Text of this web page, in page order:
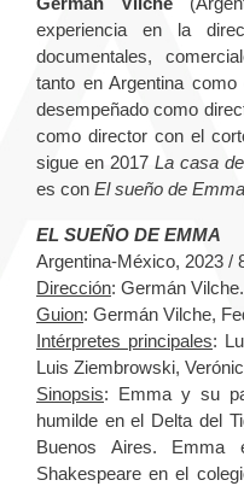
experiencia en la
documentales,
tanto en Argentina
desempeñado como
como director con el
sigue en 2017 La casa
es con El sueño de Emma
EL SUEÑO DE EMMA
Argentina-México, 2023 /
Dirección: Germán Vilche.
Guion: Germán Vilche,
Intérpretes principales:
Luis Ziembrowski,
Sinopsis: Emma y su
humilde en el Delta del
Buenos Aires. Emma
Shakespeare en el